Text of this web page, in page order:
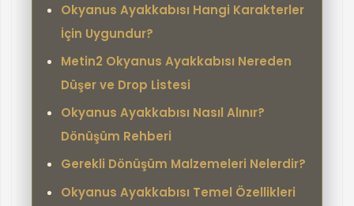
Okyanus Ayakkabısı Hangi Karakterler
İçin Uygundur?
Metin2 Okyanus Ayakkabısı Nereden
Düşer ve Drop Listesi
Okyanus Ayakkabısı Nasıl Alınır?
Dönüşüm Rehberi
Gerekli Dönüşüm Malzemeleri Nelerdir?
Okyanus Ayakkabısı Temel Özellikleri